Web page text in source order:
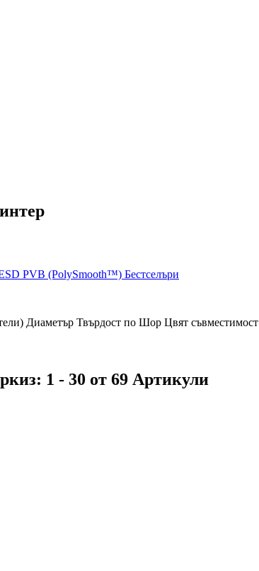
PVB (PolySmooth™) Бестселъри
Диаметър Твърдост по Шор Цвят съвместимост
1 - 30 от 69 Артикули